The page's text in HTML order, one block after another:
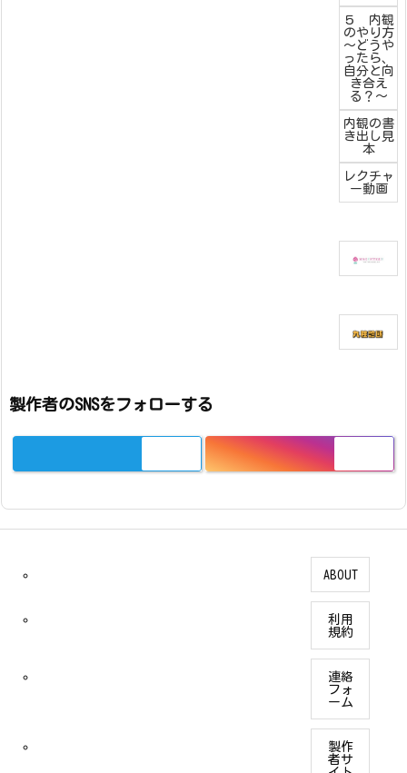
５ 内観
のやり方
～どうや
ったら、
自分と向
き合え
る？～
内観の書
き出し見
本
レクチャ
ー動画
製作者のSNSをフォローする
ABOUT
利用
規約
連絡
フォ
ーム
製作
者サ